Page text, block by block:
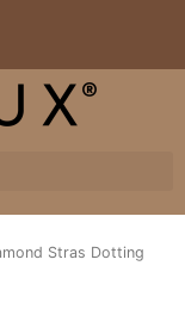
Stras Dotting